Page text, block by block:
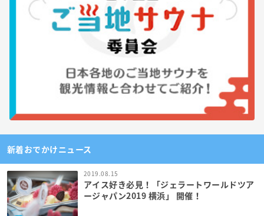
新着おでかけニュース
2019.08.15
アイス好き必見！「ジェラートワールドツア
ージャパン2019 横浜」 開催！